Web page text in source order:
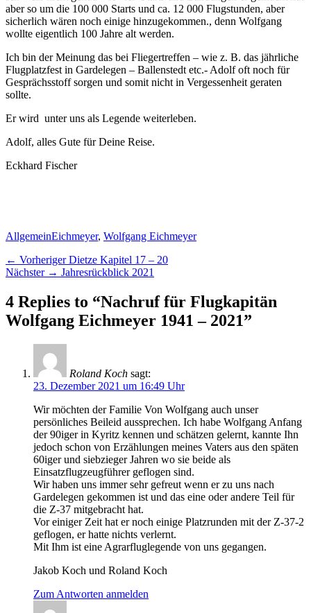
aber so um die 100 000 Starts und ca. 12 000 Flugstunden, aber
sicherlich wären noch einige hinzugekommen., denn Wolfgang
wollte eigentlich 100 Jahre alt werden.
Ich bin der Meinung das bei Fliegertreffen – wie z. B. das jährliche
Flugplatzfest in Gardelegen – Ballenstedt etc.- Adolf oft noch für
Gesprächsstoff sorgen und somit nicht in Vergessenheit geraten
sollte.
Er wird unter uns als Legende weiterleben.
Adolf, alles Gute für Deine Reise.
Eckhard Fischer
Kategorien
AllgemeinSchlagworte
Eichmeyer, Wolfgang Eichmeyer
Beitragsnavigation
← Vorheriger Vorheriger
Beitrag:
Dietze Kapitel 17 – 20
Nächster → Nächster
Jahresrückblick 2021
4 Replies to “Nachruf für Flugkapitän
Wolfgang Eichmeyer 1941 – 2021”
Roland Koch sagt:
23. Dezember 2021 um 16:49 Uhr
Wir möchten der Familie Von Wolfgang auch unser
persönliches Beileid aussprechen. Ich habe Wolfgang Anfang
der 90iger in Kyritz kennen und schätzen gelernt, kannte Ihn
jedoch schon von Erzählungen meines Vaters aus den späten
60iger und siebzieger Jahren wo sie beide als
Einsatzflugzeugführer geflogen sind.
Wir haben uns immer sehr gefreut wenn er zu uns nach
Gardelegen gekommen ist und das eine oder andere Teil für
die Z-37 mitgebracht hat.
Vor einiger Zeit hat er noch einige Platzrunden mit der Z-37-2
geflogen, er hatte nichts verlernt.
Mit Ihm ist eine Agrarfluglegende von uns gegangen.
Jakob Koch und Roland Koch
Zum Antworten anmelden